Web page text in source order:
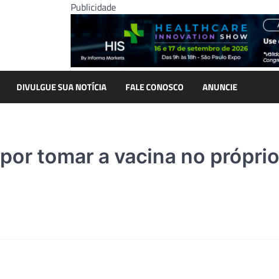
Publicidade
DIVULGUE SUA NOTÍCIA FALE CONOSCO ANUNCIE
tomar a vacina no próprio